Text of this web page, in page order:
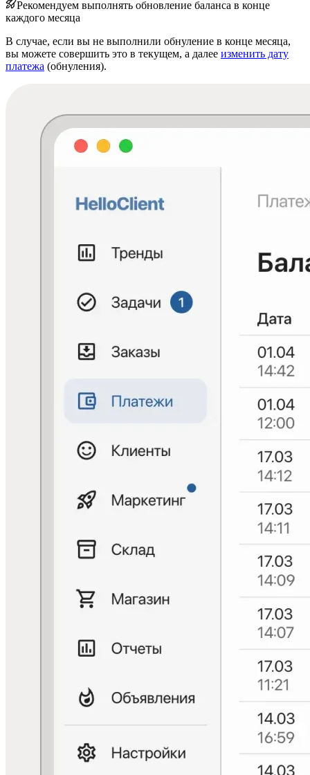
Рекомендуем выполнять обновление баланса в конце
каждого месяца
В случае, если вы не выполнили обнуление в конце месяца,
вы можете совершить это в текущем, а далее изменить дату
платежа (обнуления).